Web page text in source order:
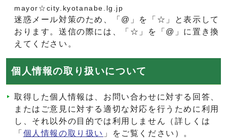
mayor☆city.kyotanabe.lg.jp
迷惑メール対策のため、「@」を「☆」と表示して
おります。送信の際には、「☆」を「@」に置き換
えてください。
個人情報の取り扱いについて
取得した個人情報は、お問い合わせに対する回答、
またはご意見に対する適切な対応を行うために利用
し、それ以外の目的では利用しません（詳しくは
「 個人情報の取り扱い 」をご覧ください）。